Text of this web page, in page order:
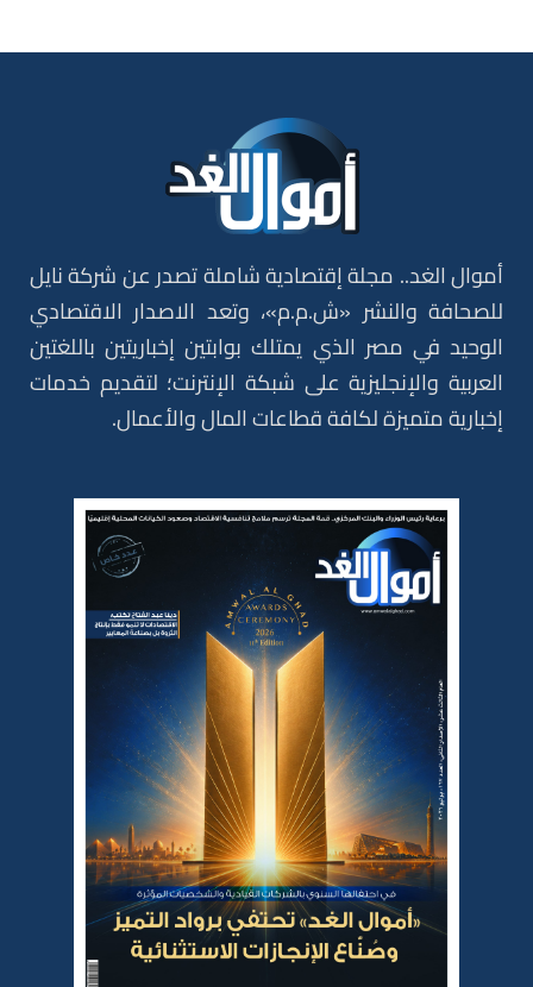
أموال الغد.. مجلة إقتصادية شاملة تصدر عن شركة نايل
للصحافة والنشر «ش.م.م»، وتعد الاصدار الاقتصادي
الوحيد في مصر الذي يمتلك بوابتين إخباريتين باللغتين
العربية والإنجليزية على شبكة الإنترنت؛ لتقديم خدمات
إخبارية متميزة لكافة قطاعات المال والأعمال.